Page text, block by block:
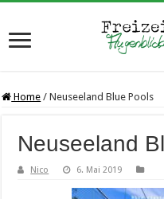
Home / Neuseeland Blue Pools
Neuseeland
Nico 6. Mai 2019